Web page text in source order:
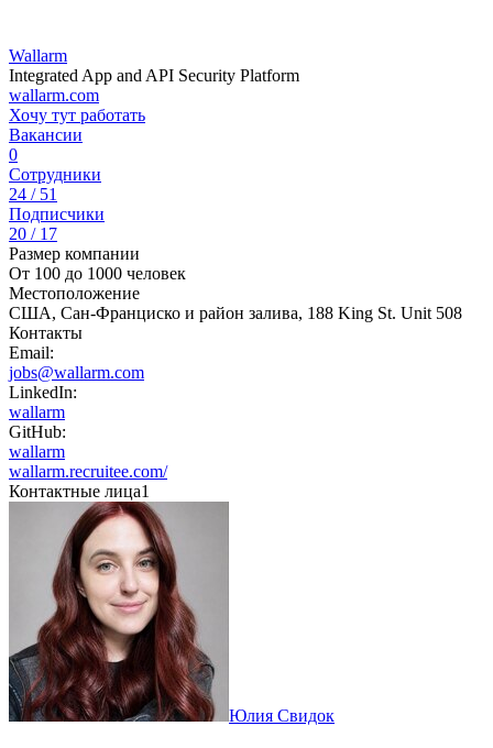
Wallarm
Integrated App and API Security Platform
wallarm.com
Хочу тут работать
Вакансии
0
Сотрудники
24 / 51
Подписчики
20 / 17
Размер компании
От 100 до 1000 человек
Местоположение
США, Сан-Франциско и район залива, 188 King St. Unit 508
Контакты
Email:
jobs@wallarm.com
LinkedIn:
wallarm
GitHub:
wallarm
wallarm.recruitee.com/
Контактные лица1
Юлия Свидок